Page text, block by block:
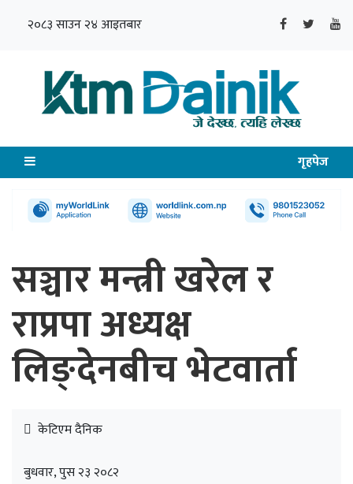
२०८३ साउन २४ आइतबार
गृहपेज
सञ्चार मन्त्री खरेल र
राप्रपा अध्यक्ष
लिङ्देनबीच भेटवार्ता
केटिएम दैनिक
बुधवार, पुस २३ २०८२